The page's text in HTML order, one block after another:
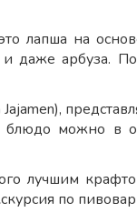
лапша на
даже арбуза.
можно в
лучшим
по